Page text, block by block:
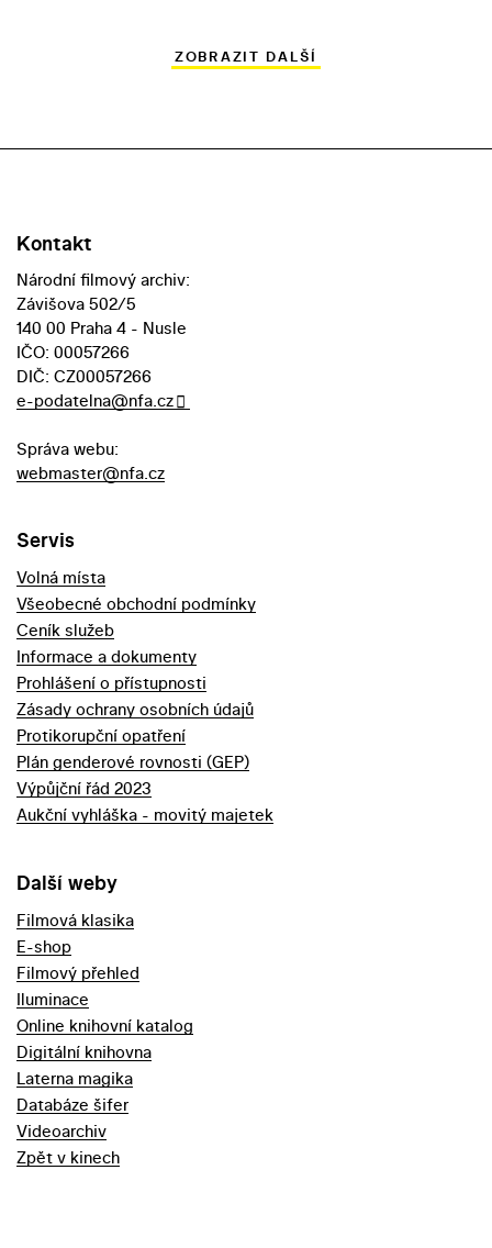
ZOBRAZIT DALŠÍ
Kontakt
Národní filmový archiv:
Závišova 502/5
140 00 Praha 4 - Nusle
IČO: 00057266
DIČ: CZ00057266
e-podatelna@nfa.cz
Správa webu:
webmaster@nfa.cz
Servis
Volná místa
Všeobecné obchodní podmínky
Ceník služeb
Informace a dokumenty
Prohlášení o přístupnosti
Zásady ochrany osobních údajů
Protikorupční opatření
Plán genderové rovnosti (GEP)
Výpůjční řád 2023
Aukční vyhláška - movitý majetek
Další weby
Filmová klasika
E-shop
Filmový přehled
Iluminace
Online knihovní katalog
Digitální knihovna
Laterna magika
Databáze šifer
Videoarchiv
Zpět v kinech